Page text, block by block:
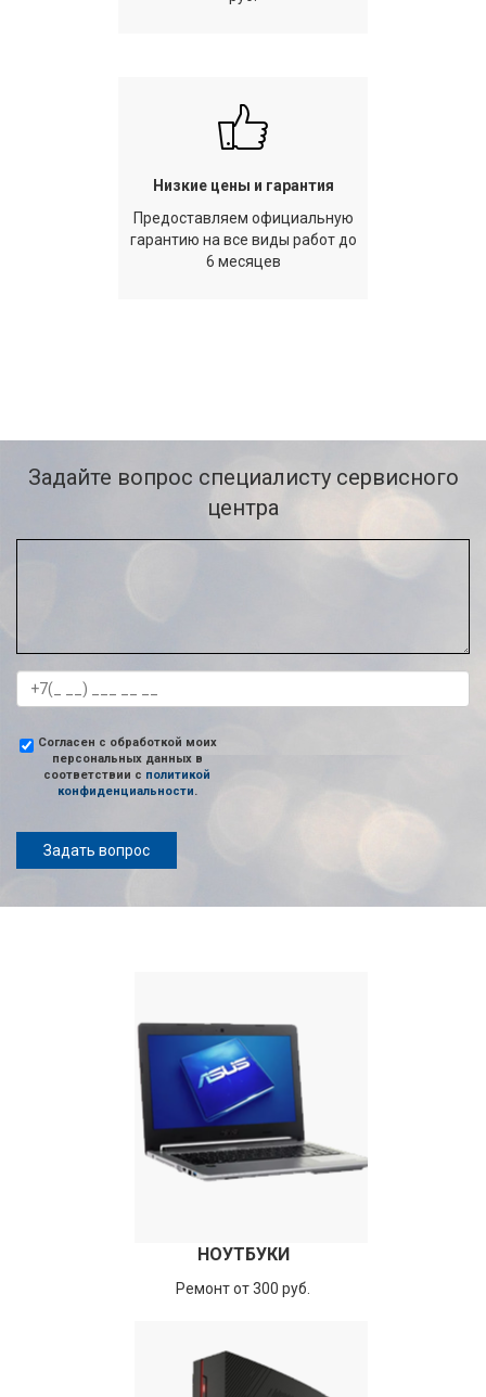
Низкие цены и гарантия
Предоставляем официальную
гарантию на все виды работ до
6 месяцев
Задайте вопрос специалисту сервисного
центра
Согласен с обработкой моих
персональных данных в
соответствии с политикой
конфиденциальности.
Задать вопрос
НОУТБУКИ
Ремонт от 300 руб.